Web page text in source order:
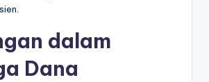
dalam
Dana